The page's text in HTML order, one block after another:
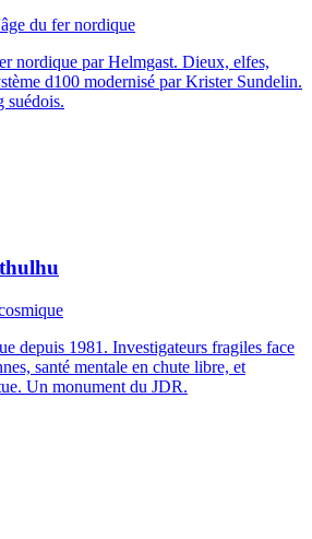
du fer nordique
nordique par Helmgast. Dieux, elfes,
d100 modernisé par Krister Sundelin.
suédois.
depuis 1981. Investigateurs fragiles face
santé mentale en chute libre, et
Un monument du JDR.